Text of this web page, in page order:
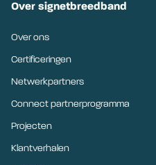
Over signetbreedband
Over ons
Certificeringen
Netwerkpartners
Connect partnerprogramma
Projecten
Klantverhalen